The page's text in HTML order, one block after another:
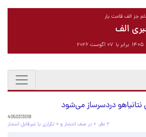
جز الف قامت یار
الف
نتانیاهو دردسرساز می‌شود
4050313018
۲ نظر، ۰ در صف انتشار و ۰ تکراری یا غیرقابل انتشار